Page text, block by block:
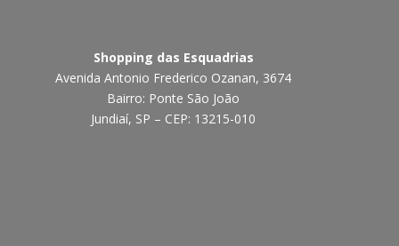
Shopping das Esquadrias
Avenida Antonio Frederico Ozanan, 3674
Bairro: Ponte São João
Jundiaí, SP – CEP: 13215-010